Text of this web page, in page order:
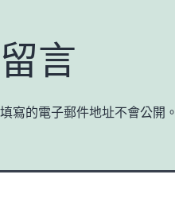
言
寫的電子郵件地址不會公開。